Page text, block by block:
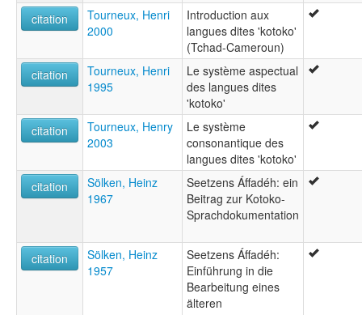
citation
Tourneux, Henri
2000
Introduction aux
langues dites 'kotoko'
(Tchad-Cameroun)
citation
Tourneux, Henri
1995
Le système aspectual
des langues dites
'kotoko'
citation
Tourneux, Henry
2003
Le système
consonantique des
langues dites 'kotoko'
citation
Sölken, Heinz
1967
Seetzens Áffadéh: ein
Beitrag zur Kotoko-
Sprachdokumentation
citation
Sölken, Heinz
1957
Seetzens Áffadéh:
Einführung in die
Bearbeitung eines
älteren